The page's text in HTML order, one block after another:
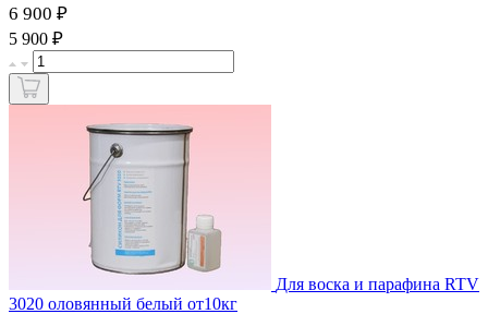
6 900 ₽
5 900 ₽
Для воска и парафина RTV
3020 оловянный белый от10кг